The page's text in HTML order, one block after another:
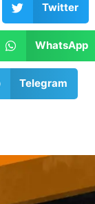
Twitter
WhatsApp
Telegram